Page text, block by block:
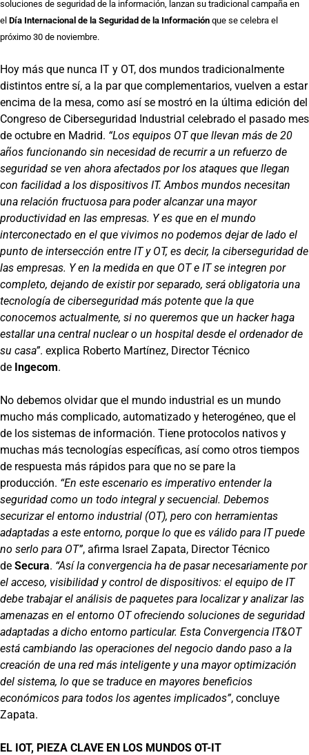
soluciones de seguridad de la información, lanzan su tradicional campaña en
el Día Internacional de la Seguridad de la Información que se celebra el
próximo 30 de noviembre.
Hoy más que nunca IT y OT, dos mundos tradicionalmente
distintos entre sí, a la par que complementarios, vuelven a estar
encima de la mesa, como así se mostró en la última edición del
Congreso de Ciberseguridad Industrial celebrado el pasado mes
de octubre en Madrid. “Los equipos OT que llevan más de 20
años funcionando sin necesidad de recurrir a un refuerzo de
seguridad se ven ahora afectados por los ataques que llegan
con facilidad a los dispositivos IT. Ambos mundos necesitan
una relación fructuosa para poder alcanzar una mayor
productividad en las empresas. Y es que en el mundo
interconectado en el que vivimos no podemos dejar de lado el
punto de intersección entre IT y OT, es decir, la ciberseguridad de
las empresas. Y en la medida en que OT e IT se integren por
completo, dejando de existir por separado, será obligatoria una
tecnología de ciberseguridad más potente que la que
conocemos actualmente, si no queremos que un hacker haga
estallar una central nuclear o un hospital desde el ordenador de
su casa”. explica Roberto Martínez, Director Técnico
de Ingecom.
No debemos olvidar que el mundo industrial es un mundo
mucho más complicado, automatizado y heterogéneo, que el
de los sistemas de información. Tiene protocolos nativos y
muchas más tecnologías específicas, así como otros tiempos
de respuesta más rápidos para que no se pare la
producción. “En este escenario es imperativo entender la
seguridad como un todo integral y secuencial. Debemos
securizar el entorno industrial (OT), pero con herramientas
adaptadas a este entorno, porque lo que es válido para IT puede
no serlo para OT”, afirma Israel Zapata, Director Técnico
de Secura. “Así la convergencia ha de pasar necesariamente por
el acceso, visibilidad y control de dispositivos: el equipo de IT
debe trabajar el análisis de paquetes para localizar y analizar las
amenazas en el entorno OT ofreciendo soluciones de seguridad
adaptadas a dicho entorno particular. Esta Convergencia IT&OT
está cambiando las operaciones del negocio dando paso a la
creación de una red más inteligente y una mayor optimización
del sistema, lo que se traduce en mayores beneficios
económicos para todos los agentes implicados”, concluye
Zapata.
EL IOT, PIEZA CLAVE EN LOS MUNDOS OT-IT